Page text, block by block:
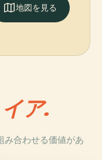
地図を見る
ア.
合わせる価値があ